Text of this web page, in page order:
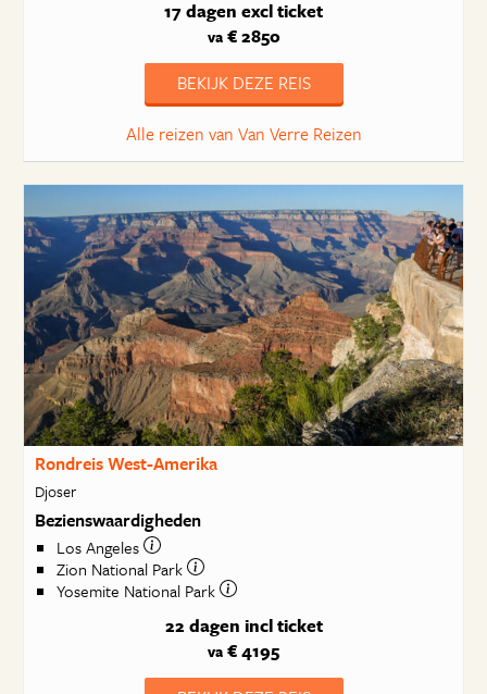
17 dagen excl ticket
va€ 2850
BEKIJK DEZE REIS
Alle reizen van Van Verre Reizen
Rondreis West-Amerika
Djoser
Bezienswaardigheden
Los Angeles
Zion National Park
Yosemite National Park
22 dagen incl ticket
va € 4195